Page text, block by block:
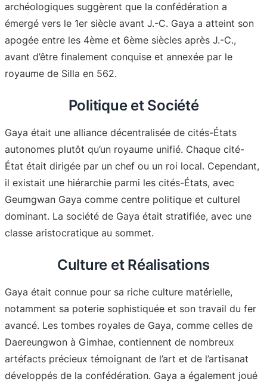
archéologiques suggèrent que la confédération a
émergé vers le 1er siècle avant J.-C. Gaya a atteint son
apogée entre les 4ème et 6ème siècles après J.-C.,
avant d’être finalement conquise et annexée par le
royaume de Silla en 562.
Politique et Société
Gaya était une alliance décentralisée de cités-États
autonomes plutôt qu’un royaume unifié. Chaque cité-
État était dirigée par un chef ou un roi local. Cependant,
il existait une hiérarchie parmi les cités-États, avec
Geumgwan Gaya comme centre politique et culturel
dominant. La société de Gaya était stratifiée, avec une
classe aristocratique au sommet.
Culture et Réalisations
Gaya était connue pour sa riche culture matérielle,
notamment sa poterie sophistiquée et son travail du fer
avancé. Les tombes royales de Gaya, comme celles de
Daereungwon à Gimhae, contiennent de nombreux
artéfacts précieux témoignant de l’art et de l’artisanat
développés de la confédération. Gaya a également joué